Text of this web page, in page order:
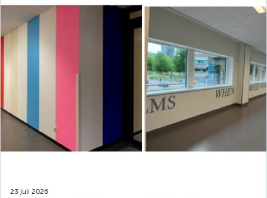
23 juli 2026